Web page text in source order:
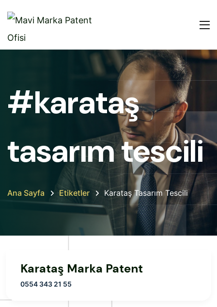
#karataş
tasarım tescili
Ana Sayfa Etiketler Karataş Tasarım Tescili
Karataş Marka Patent
0554 343 21 55